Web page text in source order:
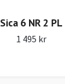
Sica 6 NR 2 PL
1 495 kr